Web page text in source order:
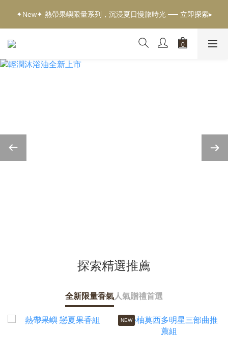
✦新客獨享✦ 首購輸入【welcome】滿$500現折$100 ── 立即選
購▸
✦New✦ 熱帶果嶼限量系列，沉浸夏日慢旅時光 ── 立即探索▸
✦新客獨享✦ 首購輸入【welcome】滿$500現折$100 ── 立即選
探索精選推薦
全新限量香氣人氣贈禮首選
NEW